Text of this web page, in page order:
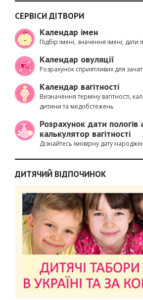
СЕРВІСИ ДІТВОРИ
Календар імен
Підбір імені, значення імені, дати
Календар овуляції
Розрахунок сприятливих для
Календар вагітності
Визначення терміну вагітності,
дитини та медобстежень
Розрахунок дати пологів
калькулятор вагітності
Дізнайтесь імовірну дату
ДИТЯЧИЙ ВІДПОЧИНОК